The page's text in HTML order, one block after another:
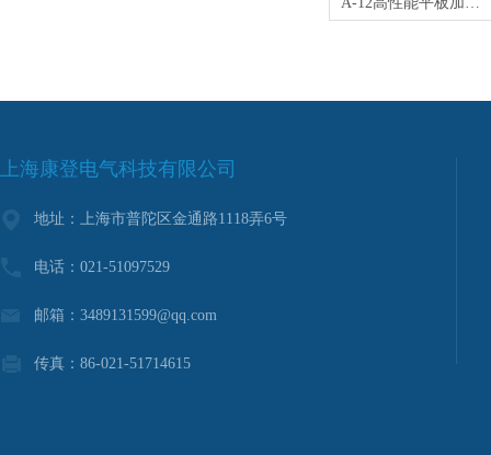
上海康登电气科技有限公司
地址：上海市普陀区金通路1118弄6号
电话：021-51097529
邮箱：3489131599@qq.com
传真：86-021-51714615